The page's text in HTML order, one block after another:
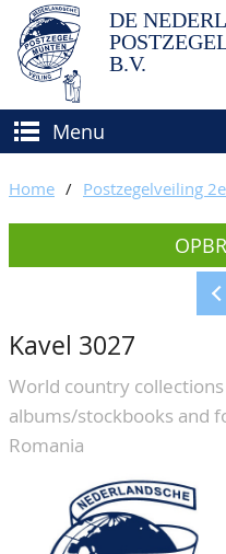
DE
B.V.
Menu
(VER)KOPEN
Hoe verkopen?
Voorwaarden
BIEDEN
CATALOGI/OPBRENGSTEN
KEURINGSDIENST
AGENDA
OVER ONS
Ons Team
CONTACT
Home / Postzegelveiling
Kavel 3027
World country
albums/stockbooks and
Romania